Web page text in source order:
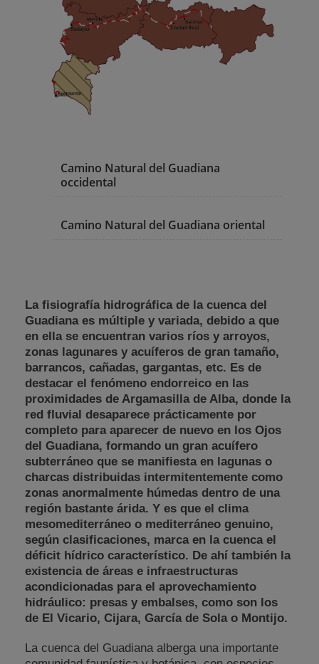
Camino Natural del Guadiana
occidental
Camino Natural del Guadiana oriental
La fisiografía hidrográfica de la cuenca del
Guadiana es múltiple y variada, debido a que
en ella se encuentran varios ríos y arroyos,
zonas lagunares y acuíferos de gran tamaño,
barrancos, cañadas, gargantas, etc. Es de
destacar el fenómeno endorreico en las
proximidades de Argamasilla de Alba, donde la
red fluvial desaparece prácticamente por
completo para aparecer de nuevo en los Ojos
del Guadiana, formando un gran acuífero
subterráneo que se manifiesta en lagunas o
charcas distribuidas intermitentemente como
zonas anormalmente húmedas dentro de una
región bastante árida. Y es que el clima
mesomediterráneo o mediterráneo genuino,
según clasificaciones, marca en la cuenca el
déficit hídrico característico. De ahí también la
existencia de áreas e infraestructuras
acondicionadas para el aprovechamiento
hidráulico: presas y embalses, como son los
de El Vicario, Cijara, García de Sola o Montijo.
La cuenca del Guadiana alberga una importante